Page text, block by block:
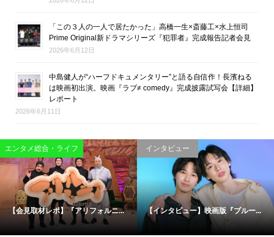
「この３人の一人で居たかった」高橋一生×斎藤工×水上恒司
Prime Original新ドラマシリーズ『犯罪者』完成報告記者会見
2026年6月12日
中島健人が“ハーフドキュメンタリー”と語る自信作！長濱ねる
は映画初出演。映画『ラブ≠ comedy』完成披露試写会【詳細】
レポート
2026年6月11日
映画
松村北斗＆今田美桜が“禁断のバデ...
エンタメ総合・ライフ
伝説の刑事たちが50年ぶりに集結...